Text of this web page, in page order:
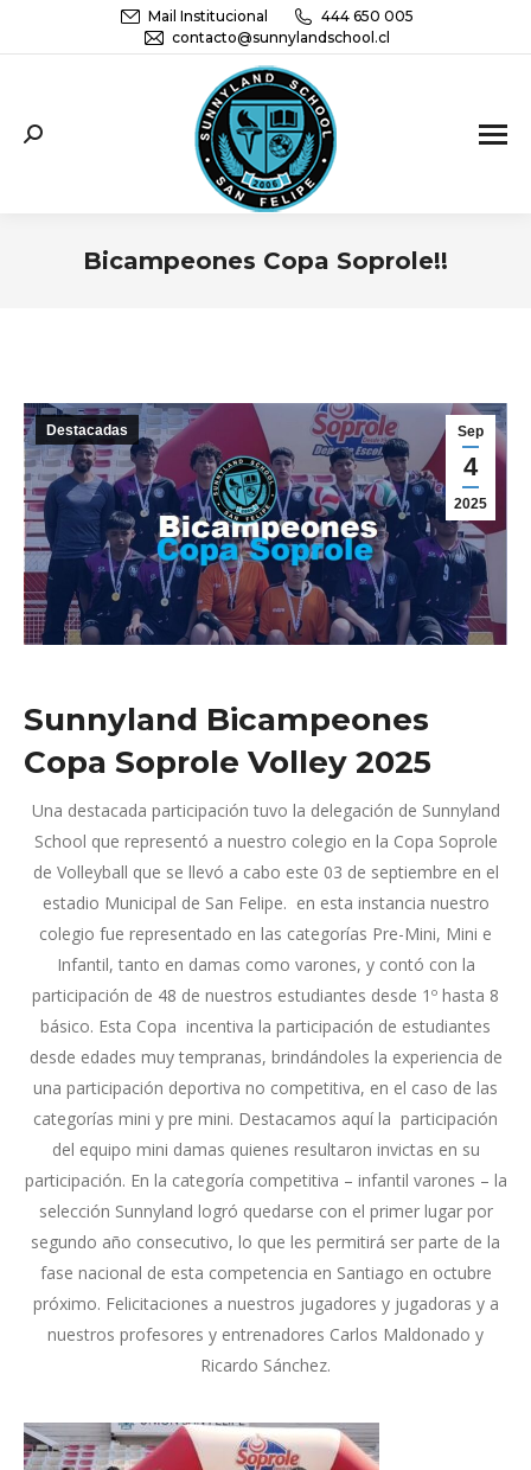
Mail Institucional
444 650 005
contacto@sunnylandschool.cl
Sunnyland School San Felipe | Educación
Parvularia, básica y media
Bicampeones Copa Soprole!!
Sep
4
2025
Destacadas
Sunnyland Bicampeones
Copa Soprole Volley 2025
Una destacada participación tuvo la delegación de Sunnyland
School que representó a nuestro colegio en la Copa Soprole
de Volleyball que se llevó a cabo este 03 de septiembre en el
estadio Municipal de San Felipe. en esta instancia nuestro
colegio fue representado en las categorías Pre-Mini, Mini e
Infantil, tanto en damas como varones, y contó con la
participación de 48 de nuestros estudiantes desde 1º hasta 8
básico. Esta Copa incentiva la participación de estudiantes
desde edades muy tempranas, brindándoles la experiencia de
una participación deportiva no competitiva, en el caso de las
categorías mini y pre mini. Destacamos aquí la participación
del equipo mini damas quienes resultaron invictas en su
participación. En la categoría competitiva – infantil varones – la
selección Sunnyland logró quedarse con el primer lugar por
segundo año consecutivo, lo que les permitirá ser parte de la
fase nacional de esta competencia en Santiago en octubre
próximo. Felicitaciones a nuestros jugadores y jugadoras y a
nuestros profesores y entrenadores Carlos Maldonado y
Ricardo Sánchez.